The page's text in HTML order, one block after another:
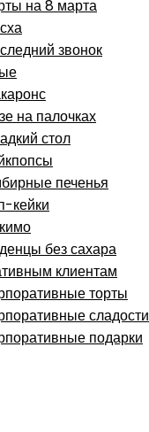
на 8 марта
звонок
на палочках
стол
печенья
кейки
без сахара
клиентам
торты
сладости
подарки